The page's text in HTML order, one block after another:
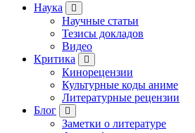
Наука
Научные статьи
Тезисы докладов
Видео
Критика
Кинорецензии
Культурные коды аниме
Литературные рецензии
Блог
Заметки о литературе